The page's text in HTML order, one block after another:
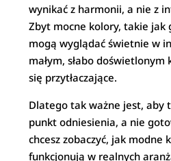
wynikać z harmonii, a nie z
Zbyt mocne kolory, takie jak
mogą wyglądać świetnie w
małym, słabo
się przytłaczające.
Dlatego tak ważne jest, aby
punkt odniesienia, a nie
chcesz zobaczyć, jak modne
funkcjonują w realnych